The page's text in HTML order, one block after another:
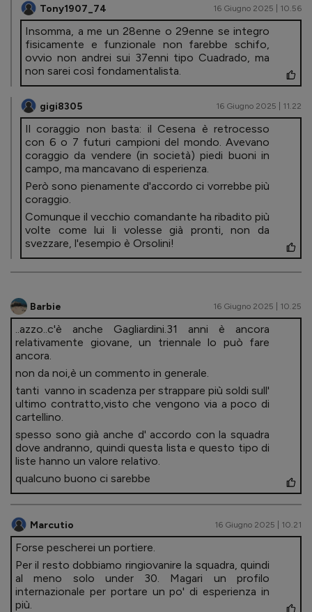
Tony1907_74 16 Giugno 2025 | 10.56
Insomma, a me un 28enne o 29enne se integro
fisicamente e funzionale non farebbe schifo,
ovvio non andrei sui 37enni tipo Cuadrado, ma
non sarei così fondamentalista.
gigi8305 16 Giugno 2025 | 11.22
Il coraggio non basta: il Cesena è retrocesso
con 6 o 7 futuri campioni del mondo. Avevano
coraggio da vendere (in società) piedi buoni in
campo, ma mancavano di esperienza.
Però sono pienamente d'accordo ci vorrebbe più
coraggio.
Comunque il vecchio comandante ha ribadito più
volte come lui li volesse già pronti, non da
svezzare, l'esempio è Orsolini!
Barbie 16 Giugno 2025 | 10.25
..azzo..c'è anche Gagliardini.31 anni è ancora
relativamente giovane, un triennale lo può fare
ancora.
non da noi,è un commento in generale.
tanti vanno in scadenza per strappare più soldi sull'
ultimo contratto,visto che vengono via a poco di
cartellino.
spesso sono già anche d' accordo con la squadra
dove andranno, quindi questa lista e questo tipo di
liste hanno un valore relativo.
qualcuno buono ci sarebbe
Marcutio 16 Giugno 2025 | 10.21
Forse pescherei un portiere.
Per il resto dobbiamo ringiovanire la squadra, quindi
al meno solo under 30. Magari un profilo
internazionale per portare un po' di esperienza in
più.